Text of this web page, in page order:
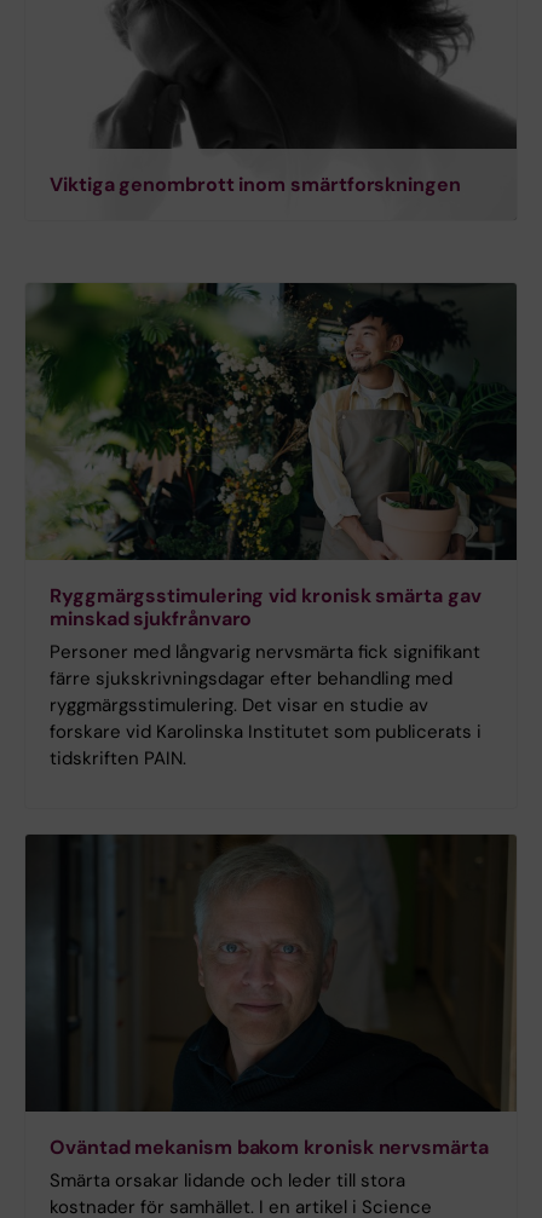
Viktiga genombrott inom smärtforskningen
Ryggmärgsstimulering vid kronisk smärta gav
minskad sjukfrånvaro
Personer med långvarig nervsmärta fick signifikant
färre sjukskrivningsdagar efter behandling med
ryggmärgsstimulering. Det visar en studie av
forskare vid Karolinska Institutet som publicerats i
tidskriften PAIN.
Oväntad mekanism bakom kronisk nervsmärta
Smärta orsakar lidande och leder till stora
kostnader för samhället. I en artikel i Science